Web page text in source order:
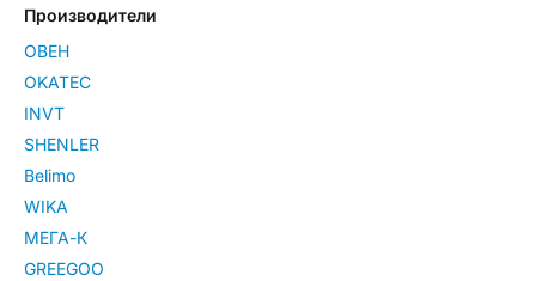
Производители
ОВЕН
OKATEC
INVT
SHENLER
Belimo
WIKA
МЕГА-К
GREEGOO